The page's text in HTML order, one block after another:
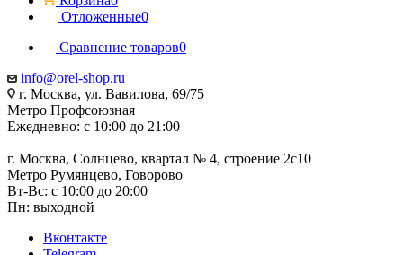
Отложенные0
Сравнение товаров0
info@orel-shop.ru
г. Москва, ул. Вавилова, 69/75
Метро Профсоюзная
Ежедневно: с 10:00 до 21:00
г. Москва, Солнцево, квартал № 4, строение 2с10
Метро Румянцево, Говорово
Вт-Вс: с 10:00 до 20:00
Пн: выходной
Вконтакте